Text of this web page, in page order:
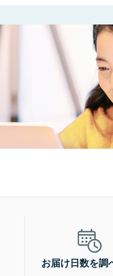
お届け日数を調